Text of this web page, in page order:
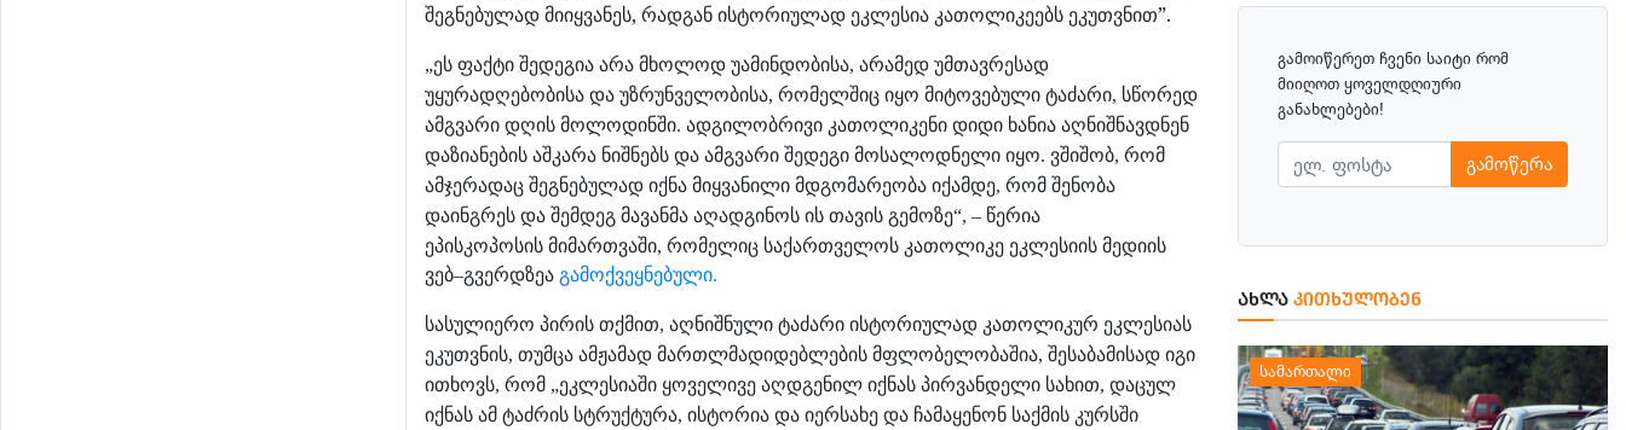
შეგნებულადმიიყვანეს, რადგან ისტორიულად ეკლესია კათოლიკეებს ეკუთვნით”.
„ესფაქტიშედეგიაარამხოლოდუამინდობისა, არამედუმთავრესად
უყურადღებობისადაუზრუნველობისა, რომელშიციყო მიტოვებულიტაძარი, სწორედ
ამგვარიდღისმოლოდინში. ადგილობრივი კათოლიკენიდიდი ხანიააღნიშნავდნენ
დაზიანებისაშკარა ნიშნებსდაამგვარიშედეგიმოსალოდნელიიყო. ვშიშობ, რომ
ამჯერადაცშეგნებულადიქნამიყვანილიმდგომარეობაიქამდე, რომშენობა
დაინგრესდაშემდეგმავანმააღადგინოსისთავისგემოზე“, – წერია
ეპისკოპოსის მიმართვაში, რომელიც საქართველოს კათოლიკე ეკლესიის მედიის
ვებ–გვერდზეა გამოქვეყნებული.
სასულიერო პირისთქმით, აღნიშნულიტაძარიისტორიულად კათოლიკურ ეკლესიას
ეკუთვნის, თუმცაამჟამადმართლმადიდებლებისმფლობელობაშია, შესაბამისადიგი
ითხოვს, რომ „ეკლესიაში ყოველივეაღდგენილიქნასპირვანდელი სახით, დაცულ
იქნასამტაძრის სტრუქტურა, ისტორიადაიერსახედა ჩამაყენონ საქმის კურსში
გამოიწერეთ ჩვენი საიტი რომ
მიიღოთ ყოველდღიური
განახლებები!
გამოწერა
ᲐᲮᲚᲐᲙᲘᲗᲮᲣᲚᲝᲑᲔᲜ